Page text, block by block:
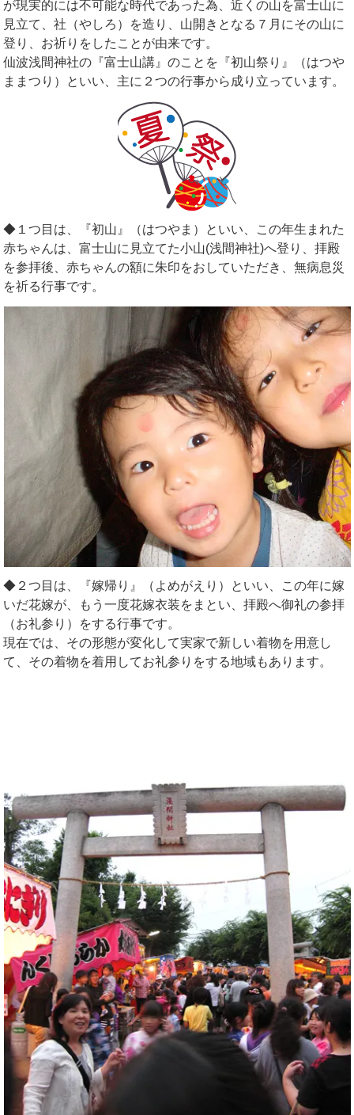
が現実的には不可能な時代であった為、近くの山を富士山に
見立て、社（やしろ）を造り、山開きとなる７月にその山に
登り、お祈りをしたことが由来です。
仙波浅間神社の『富士山講』のことを『初山祭り』（はつや
ままつり）といい、主に２つの行事から成り立っています。
◆１つ目は、『初山』（はつやま）といい、この年生まれた
赤ちゃんは、富士山に見立てた小山(浅間神社)へ登り、拝殿
を参拝後、赤ちゃんの額に朱印をおしていただき、無病息災
を祈る行事です。
◆２つ目は、『嫁帰り』（よめがえり）といい、この年に嫁
いだ花嫁が、もう一度花嫁衣装をまとい、拝殿へ御礼の参拝
（お礼参り）をする行事です。
現在では、その形態が変化して実家で新しい着物を用意し
て、その着物を着用してお礼参りをする地域もあります。